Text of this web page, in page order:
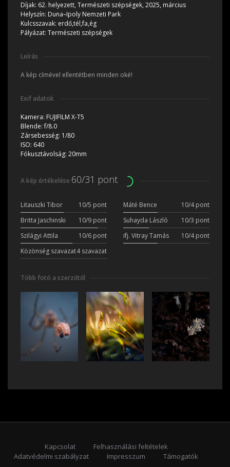
Díjak: 62. helyezett, Természeti szépségek, 2025, március
Helyszín: Duna–Ipoly Nemzeti Park
Kulcsszavak: erdő,tél,fa,ég
Pályázat: Természeti szépségek
Leírás
A kép címével ellentétben minden oké!
Exif adatok
Kamera: FUJIFILM X-T5
Blende:f/8.0
Zársebesség: 1/80
ISO: 640
Fókusztávolság: 20mm
A kép értékelése 60/31 pont
Litauszki Tibor 10/5 pont Máté Bence
10/4 pont
Britta Jaschinski
10/9 pont Suhayda László
10/3 pont
Szilágyi Attila
10/6 pont ifj. Vitray Tamás
10/4 pont
Közönség szavazat4 szavazat
Több fotó a szerzőtől
Kapcsolat
Felhasználási feltételek
Adatvédelmi szabályzat
Impresszum Támogatók